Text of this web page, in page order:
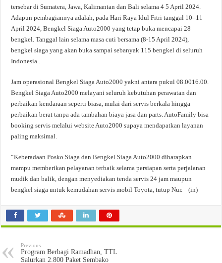
tersebar di Sumatera, Jawa, Kalimantan dan Bali selama 4 5 April 2024.
Adapun pembagiannya adalah, pada Hari Raya Idul Fitri tanggal 10–11
April 2024, Bengkel Siaga Auto2000 yang tetap buka mencapai 28
bengkel. Tanggal lain selama masa cuti bersama (8-15 April 2024),
bengkel siaga yang akan buka sampai sebanyak 115 bengkel di seluruh
Indonesia..
Jam operasional Bengkel Siaga Auto2000 yakni antara pukul 08.0016.00.
Bengkel Siaga Auto2000 melayani seluruh kebutuhan perawatan dan
perbaikan kendaraan seperti biasa, mulai dari servis berkala hingga
perbaikan berat tanpa ada tambahan biaya jasa dan parts. AutoFamily bisa
booking servis melalui website Auto2000 supaya mendapatkan layanan
paling maksimal.
“Keberadaan Posko Siaga dan Bengkel Siaga Auto2000 diharapkan
mampu memberikan pelayanan terbaik selama persiapan serta perjalanan
mudik dan balik, dengan menyediakan tenda servis 24 jam maupun
bengkel siaga untuk kemudahan servis mobil Toyota, tutup Nur. (in)
Previous
Program Berbagi Ramadhan, TTL
Salurkan 2.800 Paket Sembako